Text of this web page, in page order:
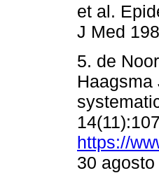
et al.
J Med
5. de
https://
30